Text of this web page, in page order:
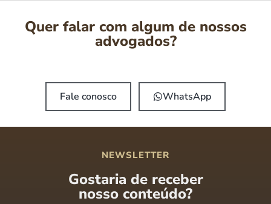
Quer falar com algum de nossos
advogados?
Fale conosco WhatsApp
NEWSLETTER
Gostaria de receber
nosso conteúdo?